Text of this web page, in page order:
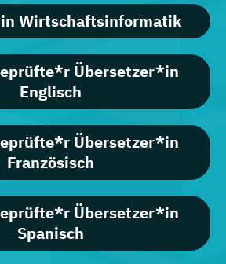
Wirtschaftsinformatik
Übersetzer*in
Englisch
Übersetzer*in
Französisch
Übersetzer*in
Spanisch